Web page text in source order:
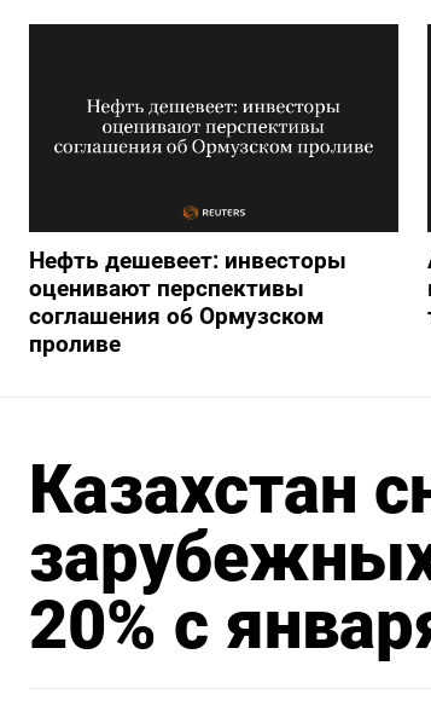
Нефть дешевеет: инвесторы
оценивают перспективы
соглашения об Ормузском
проливе
Казахстан
20% с